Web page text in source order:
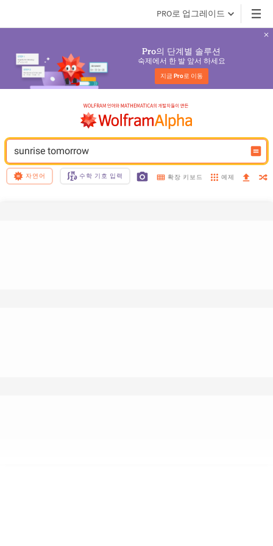
PRO로 업그레이드
Pro의 단계별 솔루션
숙제에서 한 발 앞서 하세요
지금 Pro로 이동
sunrise tomorrow
자연어 수학 기호 입력 확장 키보드 예제